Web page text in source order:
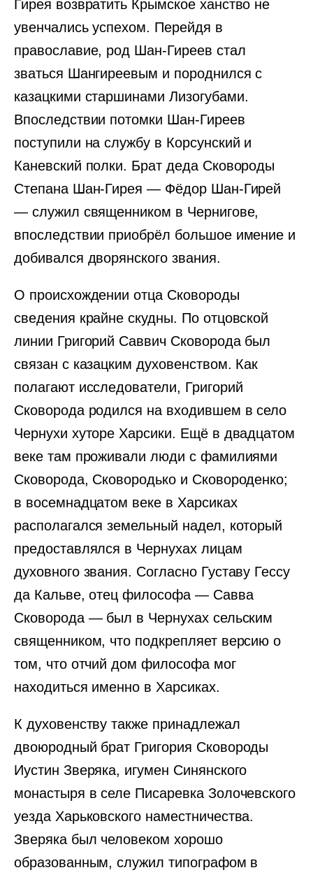
Гирея возвратить Крымское ханство не
увенчались успехом. Перейдя в
православие, род Шан-Гиреев стал
зваться Шангиреевым и породнился с
казацкими старшинами Лизогубами.
Впоследствии потомки Шан-Гиреев
поступили на службу в Корсунский и
Каневский полки. Брат деда Сковороды
Степана Шан-Гирея — Фёдор Шан-Гирей
— служил священником в Чернигове,
впоследствии приобрёл большое имение и
добивался дворянского звания.
О происхождении отца Сковороды
сведения крайне скудны. По отцовской
линии Григорий Саввич Сковорода был
связан с казацким духовенством. Как
полагают исследователи, Григорий
Сковорода родился на входившем в село
Чернухи хуторе Харсики. Ещё в двадцатом
веке там проживали люди с фамилиями
Сковорода, Сковородько и Сковороденко;
в восемнадцатом веке в Харсиках
располагался земельный надел, который
предоставлялся в Чернухах лицам
духовного звания. Согласно Густаву Гессу
да Кальве, отец философа — Савва
Сковорода — был в Чернухах сельским
священником, что подкрепляет версию о
том, что отчий дом философа мог
находиться именно в Харсиках.
К духовенству также принадлежал
двоюродный брат Григория Сковороды
Иустин Зверяка, игумен Синянского
монастыря в селе Писаревка Золочевского
уезда Харьковского наместничества.
Зверяка был человеком хорошо
образованным, служил типографом в